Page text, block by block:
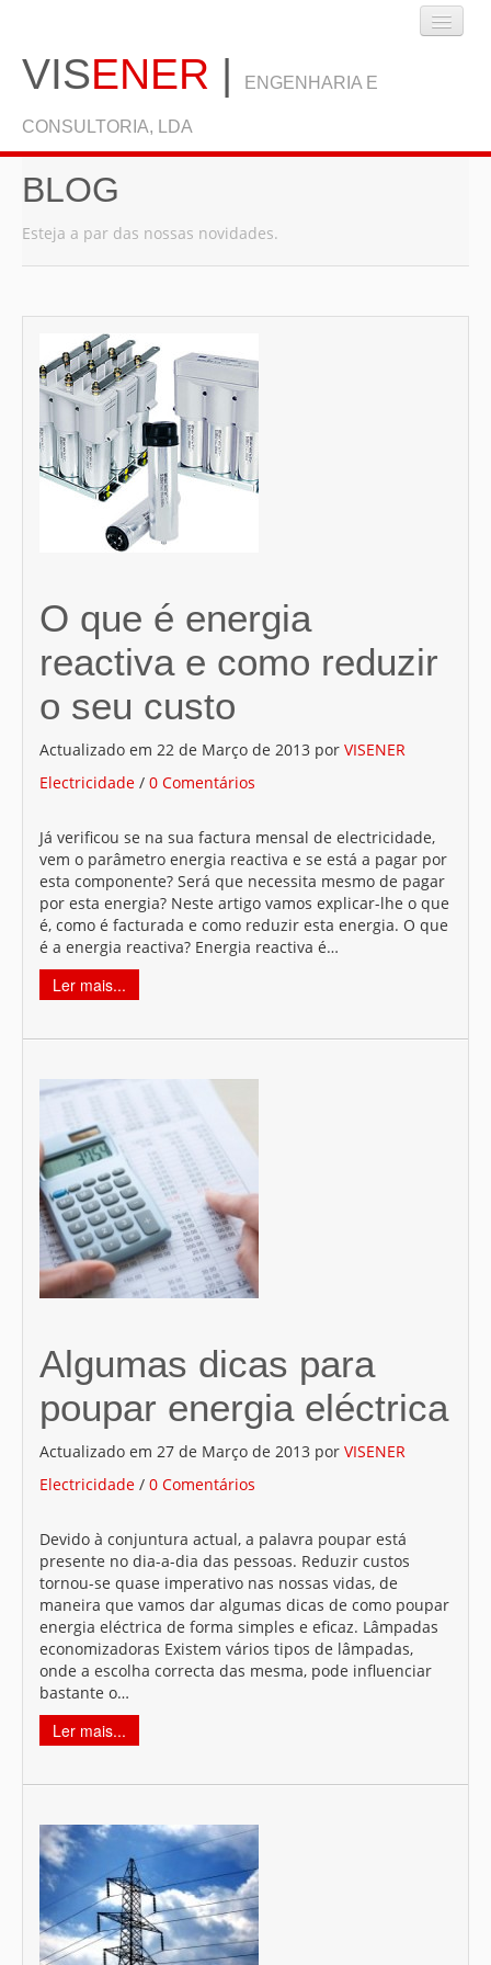
VISENER | ENGENHARIA E
CONSULTORIA, LDA
INÍCIO
EMPRESA
SERVIÇOS
BLOG
MAPA DO SITE
BLOG
Esteja a par das nossas novidades.
O que é energia
reactiva e como reduzir
o seu custo
Actualizado em 22 de Março de 2013 por VISENER
Electricidade / 0 Comentários
Já verificou se na sua factura mensal de electricidade,
vem o parâmetro energia reactiva e se está a pagar por
esta componente? Será que necessita mesmo de pagar
por esta energia? Neste artigo vamos explicar-lhe o que
é, como é facturada e como reduzir esta energia. O que
é a energia reactiva? Energia reactiva é…
Ler mais...
Algumas dicas para
poupar energia eléctrica
Actualizado em 27 de Março de 2013 por VISENER
Electricidade / 0 Comentários
Devido à conjuntura actual, a palavra poupar está
presente no dia-a-dia das pessoas. Reduzir custos
tornou-se quase imperativo nas nossas vidas, de
maneira que vamos dar algumas dicas de como poupar
energia eléctrica de forma simples e eficaz. Lâmpadas
economizadoras Existem vários tipos de lâmpadas,
onde a escolha correcta das mesma, pode influenciar
bastante o…
Ler mais...